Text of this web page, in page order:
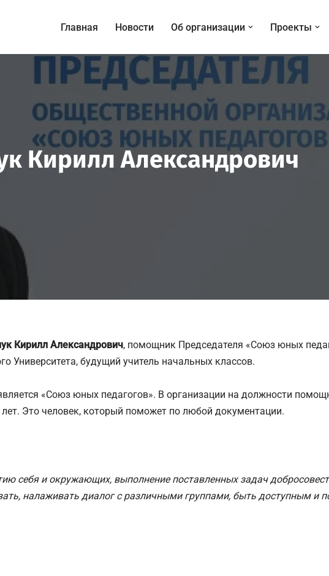
Главная Новости Об организации Проекты
Кирилл Александрович
Кирилл Александрович, помощник Председателя «Союз юных
Университета, будущий учитель начальных классов.
«Союз юных педагогов». В организации на должности
Это человек, который поможет по любой документации.
себя и окружающих, выполнение поставленных задач
налаживать диалог с различными группами, быть доступным и